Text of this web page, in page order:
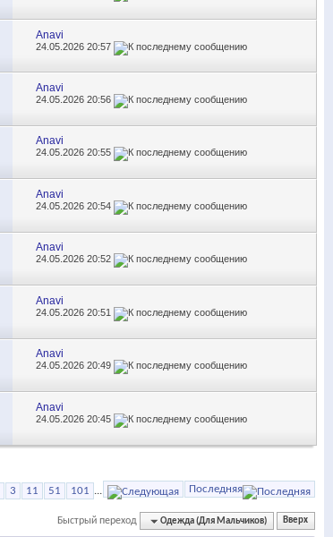
Anavi
24.05.202620:57
Anavi
24.05.202620:56
Anavi
24.05.202620:55
Anavi
24.05.202620:54
Anavi
24.05.202620:52
Anavi
24.05.202620:51
Anavi
24.05.202620:49
Anavi
24.05.202620:45
3 11 51 101 Последняя
Быстрый переход Одежда (Для Мальчиков) Вверх